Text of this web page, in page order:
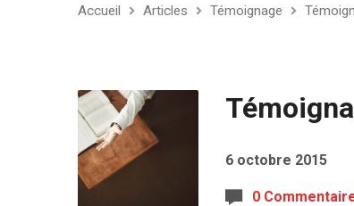
Accueil Articles Témoignage
6 octobre 2015
0